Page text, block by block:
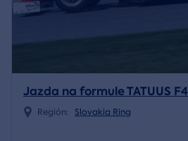
Jazda na formule TATUUS F4
Región: Slovakia Ring